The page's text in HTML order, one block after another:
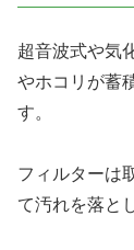
超音波式や気
やホコリが蓄
す。
フィルターは
て汚れを落と